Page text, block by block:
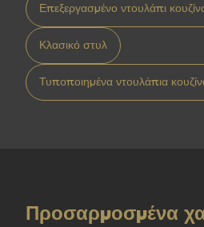
Επεξεργασμένο ντουλάπι
Κλασικό στυλ
Τυποποιημένα ντουλάπια
Προσαρμοσμένα